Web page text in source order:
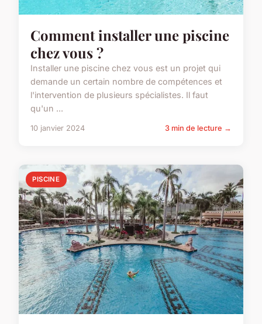
Comment installer une piscine
chez vous ?
Installer une piscine chez vous est un projet qui
demande un certain nombre de compétences et
l'intervention de plusieurs spécialistes. Il faut
qu'un ...
10 janvier 2024 3 min de lecture →
PISCINE